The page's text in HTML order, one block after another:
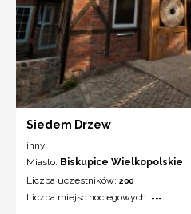
Siedem Drzew
inny
Miasto: Biskupice Wielkopolskie
Liczba uczestników: 200
Liczba miejsc noclegowych: ---